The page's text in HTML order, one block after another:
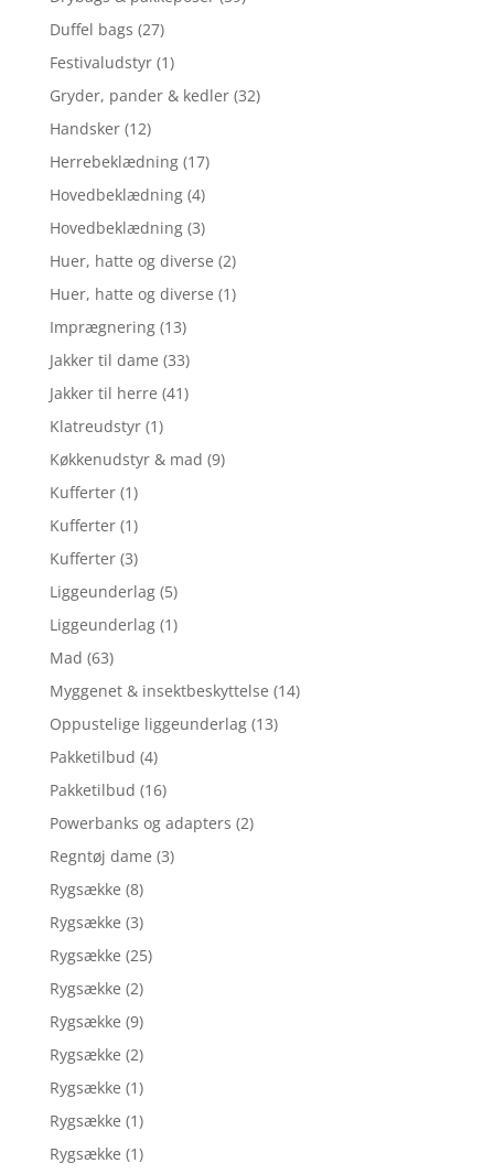
Duffel bags (27)
Festivaludstyr (1)
Gryder, pander & kedler (32)
Handsker (12)
Herrebeklædning (17)
Hovedbeklædning (4)
Hovedbeklædning (3)
Huer, hatte og diverse (2)
Huer, hatte og diverse (1)
Imprægnering (13)
Jakker til dame (33)
Jakker til herre (41)
Klatreudstyr (1)
Køkkenudstyr & mad (9)
Kufferter (1)
Kufferter (1)
Kufferter (3)
Liggeunderlag (5)
Liggeunderlag (1)
Mad (63)
Myggenet & insektbeskyttelse (14)
Oppustelige liggeunderlag (13)
Pakketilbud (4)
Pakketilbud (16)
Powerbanks og adapters (2)
Regntøj dame (3)
Rygsække (8)
Rygsække (3)
Rygsække (25)
Rygsække (2)
Rygsække (9)
Rygsække (2)
Rygsække (1)
Rygsække (1)
Rygsække (1)